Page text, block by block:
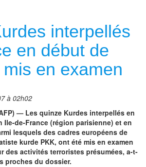
interpellés
en début de
en examen
à 02h02
— Les quinze Kurdes interpellés en
Ile-de-France (région parisienne) et en
lesquels des cadres européens de
kurde PKK, ont été mis en examen
des activités terroristes présumées, a-t-
proches du dossier.